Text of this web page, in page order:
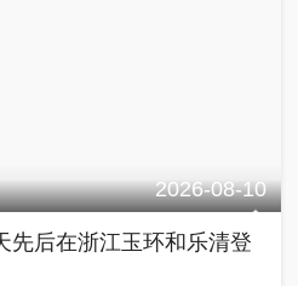
2026-08-10
先后在浙江玉环和乐清登